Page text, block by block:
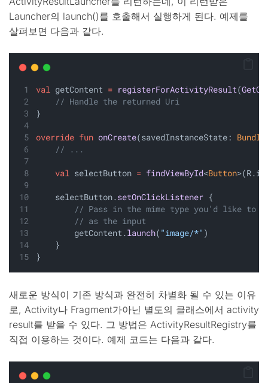
Launcher의 launch()를 호출해서 실행하게 된다. 예제를
살펴보면 다음과 같다.
val getContent = registerForActivityResult(
// Handle the returned Uri
}
override fun onCreate(savedInstanceState: Bundle
// ...
val selectButton = findViewById<Button
    selectButton.
setOnClickListener {
// Pass in the mime type you'd like to
// as the input
        getContent.
launch( "image/*" )
    }
}
새로운 방식이 기존 방식과 완전히 차별화 될 수 있는 이유
로, Activity나 Fragment가아닌 별도의 클래스에서 activity
result를 받을 수 있다. 그 방법은 ActivityResultRegistry를
직접 이용하는 것이다. 예제 코드는 다음과 같다.